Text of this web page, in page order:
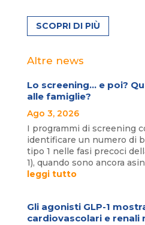
SCOPRI DI PIÙ
Altre news
Lo screening… e poi?
alle famiglie?
Ago 3, 2026
I programmi di screening
identificare un numero di
tipo 1 nelle fasi precoci
1), quando sono ancora
leggi tutto
Gli agonisti GLP-1
cardiovascolari e renali